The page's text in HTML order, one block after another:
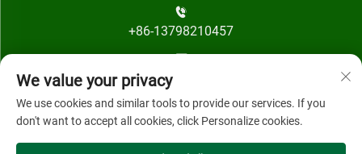
+86-13798210457
[email protected]
We value your privacy
We use cookies and similar tools to provide our services. If you
don't want to accept all cookies, click Personalize cookies.